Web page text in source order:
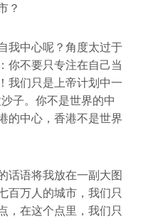
？
我中心呢？角度太过于
你不要只专注在自己当
我们只是上帝计划中一
子。你不是世界的中
的中心，香港不是世界
话语将我放在一副大图
百万人的城市，我们只
，在这个点里，我们只